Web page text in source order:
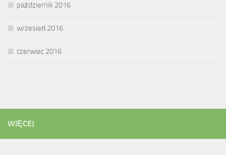
październik 2016
wrzesień 2016
czerwiec 2016
WIĘCEJ